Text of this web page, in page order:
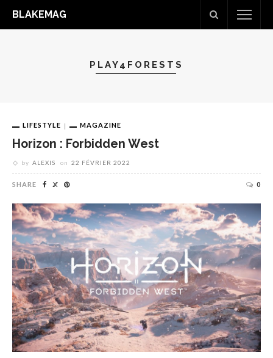
BLAKEMAG
PLAY4FORESTS
LIFESTYLE MAGAZINE
Horizon : Forbidden West
by ALEXIS on 22 FÉVRIER 2022
SHARE 0